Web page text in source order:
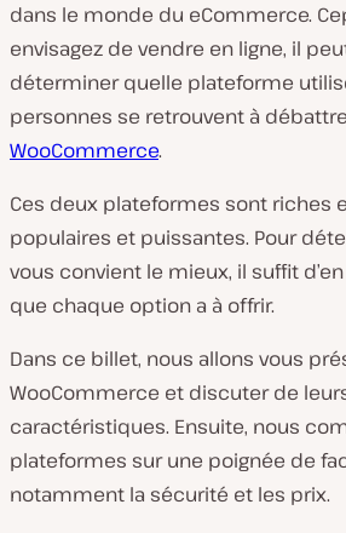
dans le monde du eCommerce.
envisagez de vendre en ligne, il
déterminer quelle plateforme
personnes se retrouvent à
WooCommerce.
Ces deux plateformes sont riches
populaires et puissantes. Pour
vous convient le mieux, il suffit
que chaque option a à offrir.
Dans ce billet, nous allons vous
WooCommerce et discuter de
caractéristiques. Ensuite, nous
plateformes sur une poignée de
notamment la sécurité et les prix.